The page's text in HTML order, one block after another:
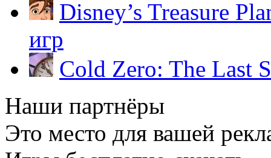
Disney’s Treasure
игр
Cold Zero: The Last
Наши партнёры
Это место для вашей